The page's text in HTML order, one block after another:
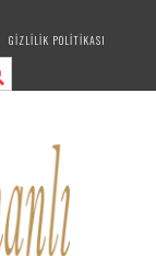
GIZLILIK POLITIKASI